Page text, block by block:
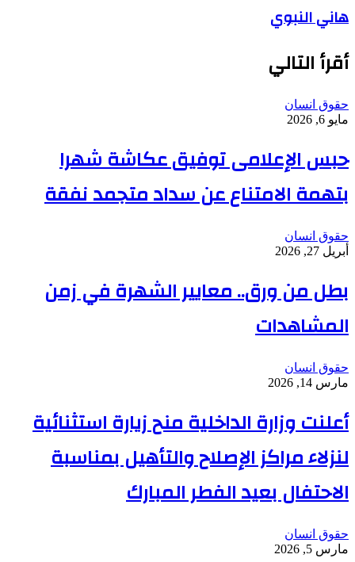
عبر
البريد
هاني النبوي
أقرأ التالي
حقوق انسان
مايو 6, 2026
حبس الإعلامى توفيق عكاشة شهرا
بتهمة الامتناع عن سداد متجمد نفقة
حقوق انسان
أبريل 27, 2026
بطل من ورق.. معايير الشهرة في زمن
المشاهدات
حقوق انسان
مارس 14, 2026
أعلنت وزارة الداخلية منح زيارة استثنائية
لنزلاء مراكز الإصلاح والتأهيل بمناسبة
الاحتفال بعيد الفطر المبارك
حقوق انسان
مارس 5, 2026